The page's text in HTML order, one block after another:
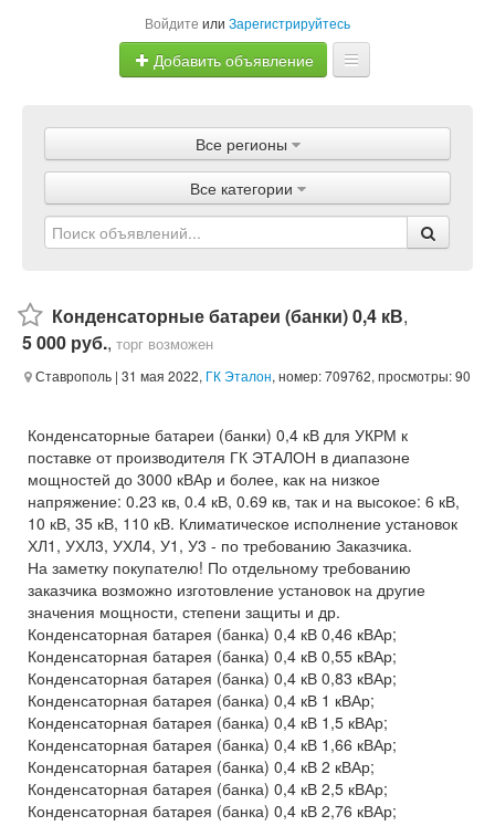
Войдите или Зарегистрируйтесь
Добавить объявление
Объявления
Магазины
Услуги
Все регионы
Все категории
Конденсаторные батареи (банки) 0,4 кВ,
5 000 руб., торг возможен
Ставрополь | 31 мая 2022, ГК Эталон, номер: 709762, просмотры: 90
Конденсаторные батареи (банки) 0,4 кВ для УКРМ к
поставке от производителя ГК ЭТАЛОН в диапазоне
мощностей до 3000 кВАр и более, как на низкое
напряжение: 0.23 кв, 0.4 кВ, 0.69 кв, так и на высокое: 6 кВ,
10 кВ, 35 кВ, 110 кВ. Климатическое исполнение установок
ХЛ1, УХЛ3, УХЛ4, У1, У3 - по требованию Заказчика.
На заметку покупателю! По отдельному требованию
заказчика возможно изготовление установок на другие
значения мощности, степени защиты и др.
Конденсаторная батарея (банка) 0,4 кВ 0,46 кВАр;
Конденсаторная батарея (банка) 0,4 кВ 0,55 кВАр;
Конденсаторная батарея (банка) 0,4 кВ 0,83 кВАр;
Конденсаторная батарея (банка) 0,4 кВ 1 кВАр;
Конденсаторная батарея (банка) 0,4 кВ 1,5 кВАр;
Конденсаторная батарея (банка) 0,4 кВ 1,66 кВАр;
Конденсаторная батарея (банка) 0,4 кВ 2 кВАр;
Конденсаторная батарея (банка) 0,4 кВ 2,5 кВАр;
Конденсаторная батарея (банка) 0,4 кВ 2,76 кВАр;